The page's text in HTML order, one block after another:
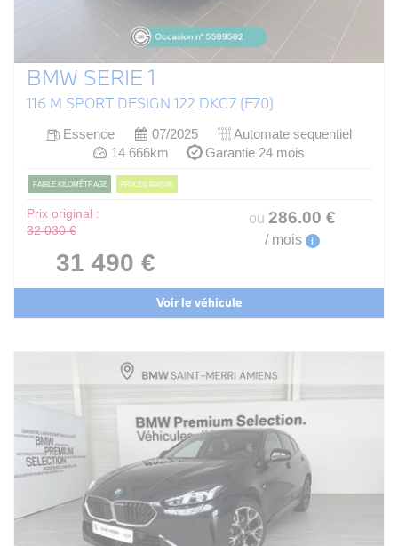
BMW SERIE 1
116 M SPORT DESIGN 122 DKG7 (F70)
Essence 07/2025
Automate sequentiel
14 666km
Garantie 24 mois
FAIBLE KILOMÉTRAGE PRIX EN BAISSE
Prix original :
32 030 €
31 490 €
ou 286.00 €
/ mois i
Voir le véhicule